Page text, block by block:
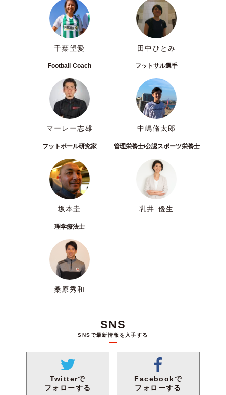
千葉望愛 田中ひとみ
Football Coach
マーレー志雄
フットサル選手
中嶋脩太郎
フットボール研究家
坂本圭
管理栄養士/公認スポーツ栄養士
乳井 優生
理学療法士
桑原秀和
SNS
SNSで最新情報を入手する
Twitterで
フォローする
Facebookで
フォローする